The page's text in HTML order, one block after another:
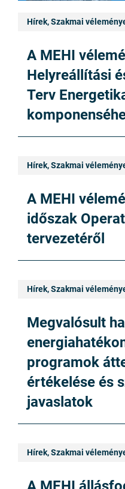
Hírek, Szakmai
A MEHI
Helyreállítási
Terv
Hírek, Szakmai
A MEHI
időszak
tervezetéről
Hírek, Szakmai
Megvalósult
programok
értékelése és
javaslatok
Hírek, Szakmai